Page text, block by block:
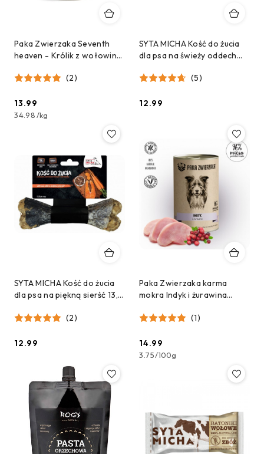
Paka Zwierzaka Seventh
heaven - Królik z wołowiną
(2)
Cena:
13.99
34.98/kg
SYTA MICHA Kość do żucia
dla psa na świeży oddech
(5)
Cena:
12.99
SYTA MICHA Kość do żucia
dla psa na piękną sierść 13,5
(2)
Cena:
12.99
Paka Zwierzaka karma
mokra Indyk i żurawina
(1)
Cena:
14.99
3.75/100g